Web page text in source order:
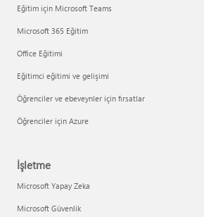
Eğitim için Microsoft Teams
Microsoft 365 Eğitim
Office Eğitimi
Eğitimci eğitimi ve gelişimi
Öğrenciler ve ebeveynler için fırsatlar
Öğrenciler için Azure
İşletme
Microsoft Yapay Zeka
Microsoft Güvenlik